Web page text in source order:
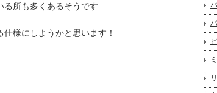
る所も多くあるそうです
様にしようかと思います！